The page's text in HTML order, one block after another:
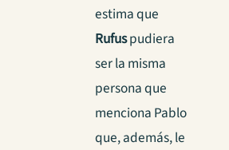
estima que
Rufuspudiera
ser la misma
persona que
menciona Pablo
que, además, le